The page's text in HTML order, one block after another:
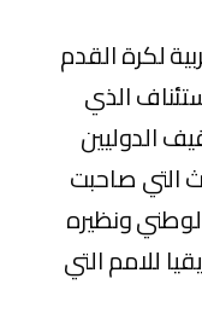
لكرة القدم
الذي
الدوليين
التي صاحبت
ونظيره
للامم التي